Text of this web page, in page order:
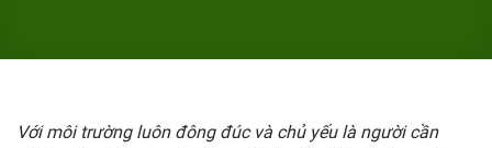
Với môi trường luôn đông đúc và chủ yếu là người cần